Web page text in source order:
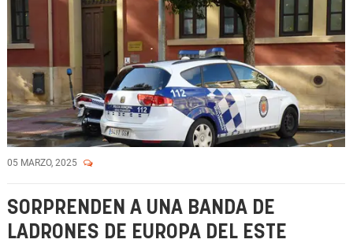
05 MARZO, 2025
SORPRENDEN A UNA BANDA DE
LADRONES DE EUROPA DEL ESTE